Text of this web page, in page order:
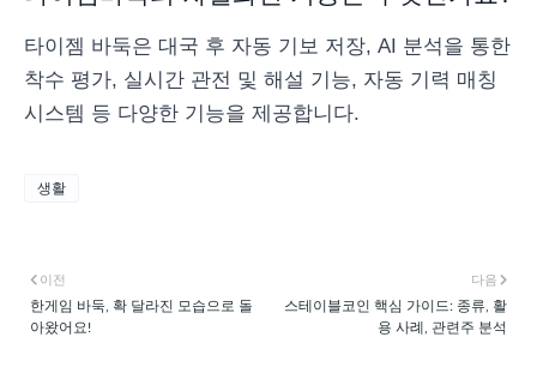
타이젬 바둑은 대국 후 자동 기보 저장, AI 분석을 통한
착수 평가, 실시간 관전 및 해설 기능, 자동 기력 매칭
시스템 등 다양한 기능을 제공합니다.
생활
다음
스테이블코인 핵심 가이드: 종류, 활
용 사례, 관련주 분석
이전
한게임 바둑, 확 달라진 모습으로 돌
아왔어요!